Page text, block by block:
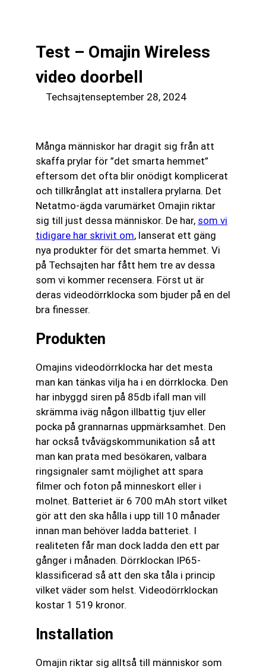
Test – Omajin Wireless
video doorbell
Techsajtenseptember 28, 2024
Många människor har dragit sig från att
skaffa prylar för ”det smarta hemmet”
eftersom det ofta blir onödigt komplicerat
och tillkrånglat att installera prylarna. Det
Netatmo-ägda varumärket Omajin riktar
sig till just dessa människor. De har, som vi
tidigare har skrivit om, lanserat ett gäng
nya produkter för det smarta hemmet. Vi
på Techsajten har fått hem tre av dessa
som vi kommer recensera. Först ut är
deras videodörrklocka som bjuder på en del
bra finesser.
Produkten
Omajins videodörrklocka har det mesta
man kan tänkas vilja ha i en dörrklocka. Den
har inbyggd siren på 85db ifall man vill
skrämma iväg någon illbattig tjuv eller
pocka på grannarnas uppmärksamhet. Den
har också tvåvägskommunikation så att
man kan prata med besökaren, valbara
ringsignaler samt möjlighet att spara
filmer och foton på minneskort eller i
molnet. Batteriet är 6 700 mAh stort vilket
gör att den ska hålla i upp till 10 månader
innan man behöver ladda batteriet. I
realiteten får man dock ladda den ett par
gånger i månaden. Dörrklockan IP65-
klassificerad så att den ska tåla i princip
vilket väder som helst. Videodörrklockan
kostar 1 519 kronor.
Installation
Omajin riktar sig alltså till människor som